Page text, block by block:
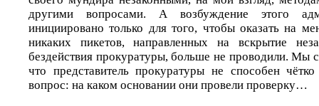
другими вопросами. А возбуждение этого
инициировано только для того, чтобы оказать на
никаких пикетов, направленных на вскрытие
бездействия прокуратуры, больше не проводили. Мы
что представитель прокуратуры не способен
вопрос: на каком основании они провели проверку…